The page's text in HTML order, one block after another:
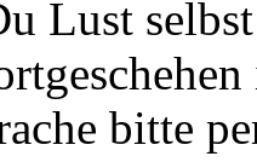
Lust
bitte